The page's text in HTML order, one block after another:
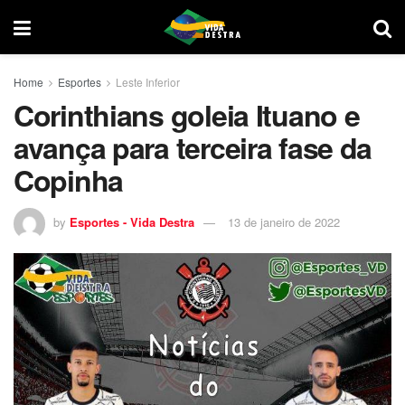
Home Esportes Leste Inferior
Corinthians goleia Ituano e
avança para terceira fase da
Copinha
by Esportes - Vida Destra 13 de janeiro de 2022